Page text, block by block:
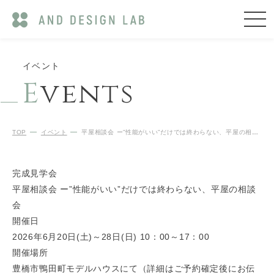
イベント
Events
TOP イベント 平屋相談会 ー”性能がいい”だけでは終わらない、平屋の相談会
完成見学会
平屋相談会 ー”性能がいい”だけでは終わらない、平屋の相談
会
開催日
2026年6月20日(土)～28日(日) 10：00～17：00
開催場所
豊橋市鴨田町モデルハウスにて（詳細はご予約確定後にお伝